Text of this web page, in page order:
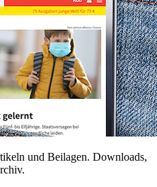
und Beilagen. Downloads,